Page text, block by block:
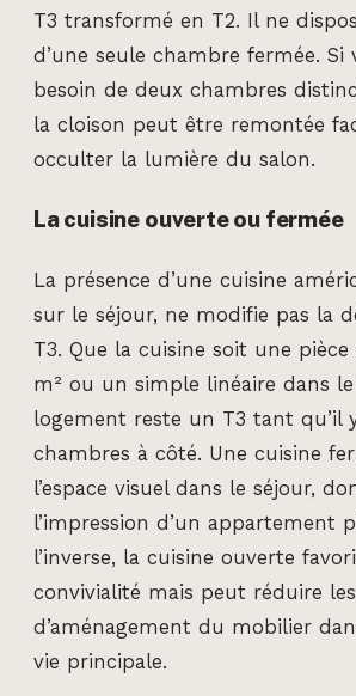
T3 transformé en T2. Il ne
d’une seule chambre fermée. Si
besoin de deux chambres
la cloison peut être remontée
occulter la lumière du salon.
La cuisine ouverte ou fermée
La présence d’une cuisine
sur le séjour, ne modifie pas la
T3. Que la cuisine soit une pièce
m² ou un simple linéaire dans
logement reste un T3 tant qu’il
chambres à côté. Une cuisine
l’espace visuel dans le séjour,
l’impression d’un appartement
l’inverse, la cuisine ouverte
convivialité mais peut réduire
d’aménagement du mobilier
vie principale.